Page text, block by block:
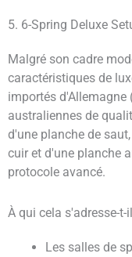
5. 6-Spring Deluxe
Malgré son cadre
caractéristiques de
importés d'Allemagne
australiennes de
d'une planche de
cuir et d'une planche
protocole avancé.
À qui cela s'adresse-t-
Les salles de